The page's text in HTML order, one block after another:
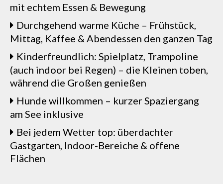
mit echtem Essen & Bewegung
Durchgehend warme Küche – Frühstück,
Mittag, Kaffee & Abendessen den ganzen Tag
Kinderfreundlich: Spielplatz, Trampoline
(auch indoor bei Regen) – die Kleinen toben,
während die Großen genießen
Hunde willkommen – kurzer Spaziergang
am See inklusive
Bei jedem Wetter top: überdachter
Gastgarten, Indoor-Bereiche & offene
Flächen